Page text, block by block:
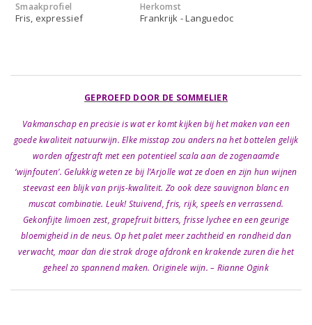
Smaakprofiel
Fris, expressief
Herkomst
Frankrijk - Languedoc
GEPROEFD DOOR DE SOMMELIER
Vakmanschap en precisie is wat er komt kijken bij het maken van een
goede kwaliteit natuurwijn. Elke misstap zou anders na het bottelen gelijk
worden afgestraft met een potentieel scala aan de zogenaamde
‘wijnfouten’. Gelukkig weten ze bij l’Arjolle wat ze doen en zijn hun wijnen
steevast een blijk van prijs-kwaliteit. Zo ook deze sauvignon blanc en
muscat combinatie. Leuk! Stuivend, fris, rijk, speels en verrassend.
Gekonfijte limoen zest, grapefruit bitters, frisse lychee en een geurige
bloemigheid in de neus. Op het palet meer zachtheid en rondheid dan
verwacht, maar dan die strak droge afdronk en krakende zuren die het
geheel zo spannend maken. Originele wijn. – Rianne Ogink